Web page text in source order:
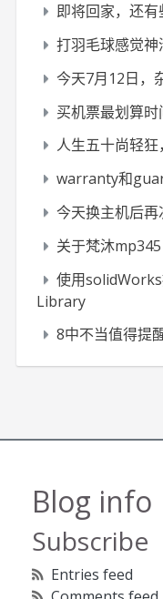
即将回家，还
打羽毛球感觉
今天7月12日，
买机票最划算时
人生五十尚轻狂
warranty和
今天换主机后再
关于梵沐
使用
Library
8中不当值得提
Blog info
Subscribe
Entries feed